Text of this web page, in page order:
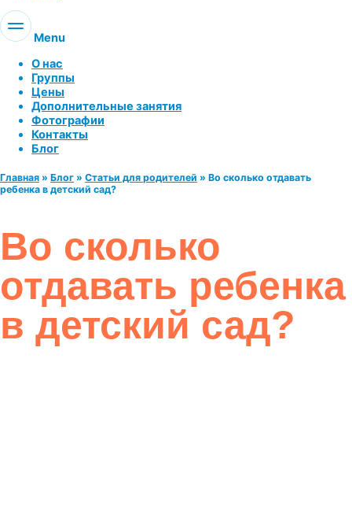
Menu
О нас
Группы
Цены
Дополнительные занятия
Фотографии
Контакты
Блог
Главная » Блог » Статьи для родителей » Во сколько отдавать
ребенка в детский сад?
Во сколько
отдавать ребенка
в детский сад?